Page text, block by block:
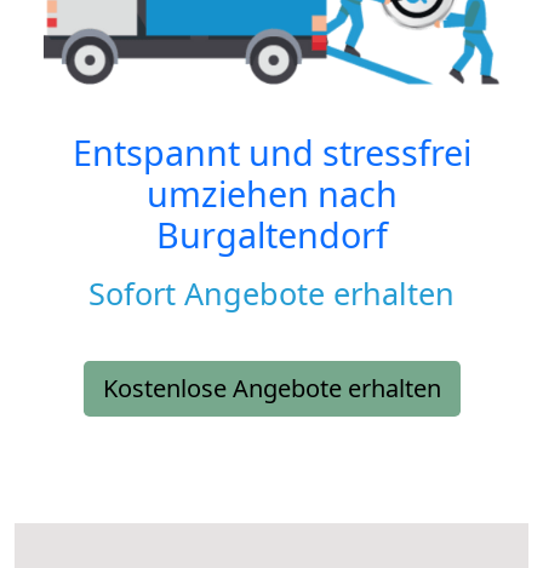
Entspannt und stressfrei
umziehen nach
Burgaltendorf
Sofort Angebote erhalten
Kostenlose Angebote erhalten